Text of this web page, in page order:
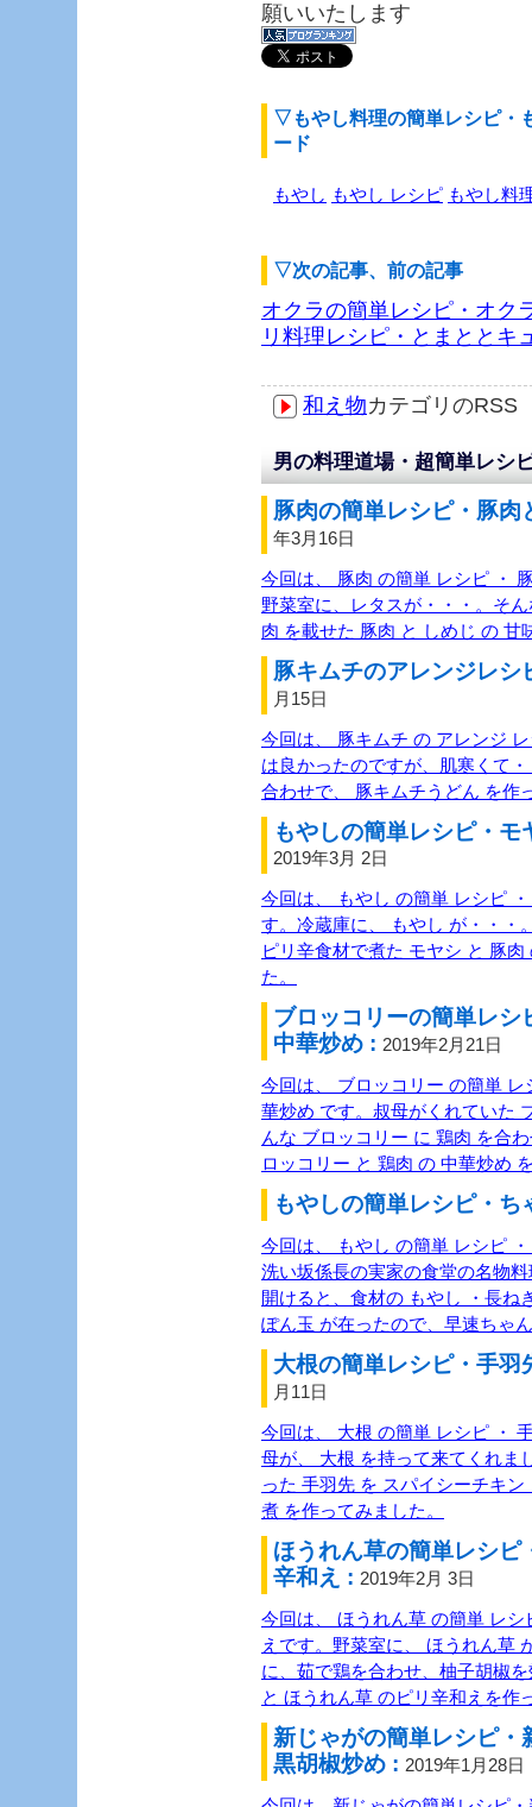
願いいたします
▽もやし料理の簡単レシピ・
ード
もやし もやし レシピ もやし料
▽次の記事、前の記事
オクラの簡単レシピ・オク
リ料理レシピ・とまととキ
和え物カテゴリの
男の料理道場・超簡単レシ
豚肉の簡単レシピ・豚
年3月16日
今回は、 豚肉 の簡単 レシピ ・
野菜室に、レタスが・・・。そ
肉 を載せた 豚肉 と しめじ の 甘
豚キムチのアレンジレ
月15日
今回は、 豚キムチ の アレンジ
は良かったのですが、肌寒くて
合わせで、 豚キムチうどん を作
もやしの簡単レシピ・
2019年3月 2日
今回は、 もやし の簡単 レシピ
す。冷蔵庫に、 もやし が・・・
ピリ辛食材で煮た モヤシ と 豚
た。
ブロッコリーの簡単レシ
中華炒め : 2019年2月21日
今回は、 ブロッコリー の簡単
華炒め です。叔母がくれていた
んな ブロッコリー に 鶏肉 を合
ロッコリー と 鶏肉 の 中華炒め
もやしの簡単レシピ・
今回は、 もやし の簡単 レシピ
洗い坂係長の実家の食堂の名物
開けると、食材の もやし ・長ね
ぽん玉 が在ったので、早速ちゃ
大根の簡単レシピ・手
月11日
今回は、 大根 の簡単 レシピ ・
母が、 大根 を持って来てくれま
った 手羽先 を スパイシーチキ
煮 を作ってみました。
ほうれん草の簡単レシピ
辛和え : 2019年2月 3日
今回は、 ほうれん草 の簡単 レ
えです。野菜室に、 ほうれん草
に、茹で鶏を合わせ、柚子胡椒
と ほうれん草 のピリ辛和えを作
新じゃがの簡単レシピ・
黒胡椒炒め : 2019年1月28日